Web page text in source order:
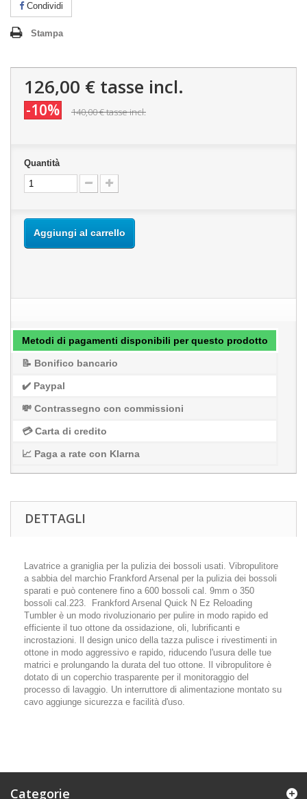
Condividi
Stampa
126,00 € tasse incl.
-10% 140,00 €tasse incl.
Quantità
Aggiungi al carrello
Metodi di pagamenti disponibili per questo prodotto
📝 Bonifico bancario
✔️ Paypal
💸 Contrassegno con commissioni
💳 Carta di credito
📈 Paga a rate con Klarna
DETTAGLI
Lavatrice a graniglia per la pulizia dei bossoli usati. Vibropulitore
a sabbia del marchio Frankford Arsenal per la pulizia dei bossoli
sparati e può contenere fino a 600 bossoli cal. 9mm o 350
bossoli cal.223. Frankford Arsenal Quick N Ez Reloading
Tumbler è un modo rivoluzionario per pulire in modo rapido ed
efficiente il tuo ottone da ossidazione, oli, lubrificanti e
incrostazioni. Il design unico della tazza pulisce i rivestimenti in
ottone in modo aggressivo e rapido, riducendo l'usura delle tue
matrici e prolungando la durata del tuo ottone. Il vibropulitore è
dotato di un coperchio trasparente per il monitoraggio del
processo di lavaggio. Un interruttore di alimentazione montato su
cavo aggiunge sicurezza e facilità d'uso.
Categorie